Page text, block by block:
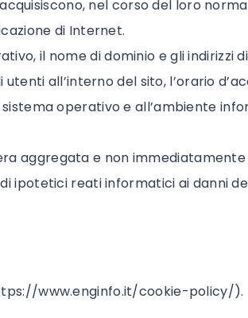
nel corso del loro
di Internet.
il nome di dominio e gli indirizzi
all’interno del sito, l’orario
operativo e all’ambiente
aggregata e non immediatamente
ipotetici reati informatici ai danni
www.enginfo.it/cookie-policy/).